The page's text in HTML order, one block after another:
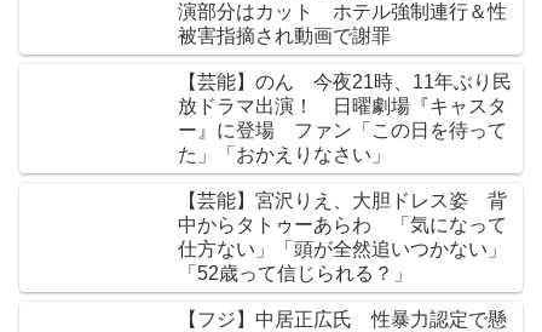
演部分はカット ホテル強制連行＆性
被害指摘され動画で謝罪
【芸能】のん 今夜21時、11年ぶり民
放ドラマ出演！ 日曜劇場『キャスタ
ー』に登場 ファン「この日を待って
た」「おかえりなさい」
【芸能】宮沢りえ、大胆ドレス姿 背
中からタトゥーあらわ 「気になって
仕方ない」「頭が全然追いつかない」
「52歳って信じられる？」
【フジ】中居正広氏 性暴力認定で懸